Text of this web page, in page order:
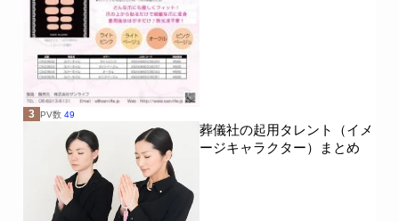
3 PV数 49
葬儀社の起用タレント（イメ
ージキャラクター）まとめ